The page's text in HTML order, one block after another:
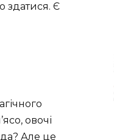
здатися. Є
овочі
Але це